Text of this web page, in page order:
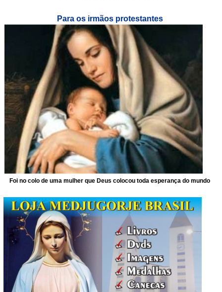
Para os irmãos protestantes
Foi no colo de uma mulher que Deus colocou toda esperança do mundo